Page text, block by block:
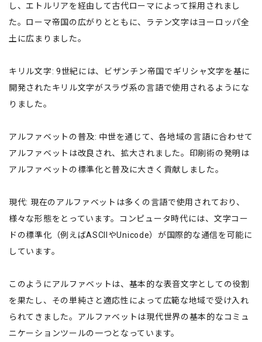
し、エトルリアを経由して古代ローマによって採用されまし
た。ローマ帝国の広がりとともに、ラテン文字はヨーロッパ全
土に広まりました。
キリル文字: 9世紀には、ビザンチン帝国でギリシャ文字を基に
開発されたキリル文字がスラヴ系の言語で使用されるようにな
りました。
アルファベットの普及: 中世を通じて、各地域の言語に合わせて
アルファベットは改良され、拡大されました。印刷術の発明は
アルファベットの標準化と普及に大きく貢献しました。
現代: 現在のアルファベットは多くの言語で使用されており、
様々な形態をとっています。コンピュータ時代には、文字コー
ドの標準化（例えばASCIIやUnicode）が国際的な通信を可能に
しています。
このようにアルファベットは、基本的な表音文字としての役割
を果たし、その単純さと適応性によって広範な地域で受け入れ
られてきました。アルファベットは現代世界の基本的なコミュ
ニケーションツールの一つとなっています。